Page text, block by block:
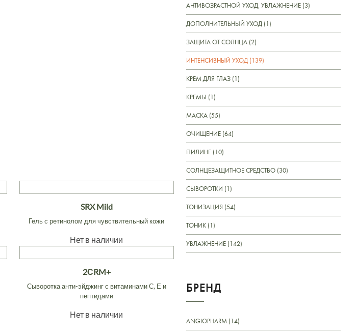
SRX Mild
Гель с ретинолом для чувствительный кожи
Нет в наличии
2СRM+
Сыворотка анти-эйджинг с витаминами С, Е и
пептидами
Нет в наличии
АНТИВОЗРАСТНОЙ УХОД, УВЛАЖНЕНИЕ (3)
ДОПОЛНИТЕЛЬНЫЙ УХОД (1)
ЗАЩИТА ОТ СОЛНЦА (2)
ИНТЕНСИВНЫЙ УХОД (139)
КРЕМ ДЛЯ ГЛАЗ (1)
КРЕМЫ (1)
МАСКА (55)
ОЧИЩЕНИЕ (64)
ПИЛИНГ (10)
СОЛНЦЕЗАЩИТНОЕ СРЕДСТВО (30)
СЫВОРОТКИ (1)
ТОНИЗАЦИЯ (54)
ТОНИК (1)
УВЛАЖНЕНИЕ (142)
БРЕНД
ANGIOPHARM (14)